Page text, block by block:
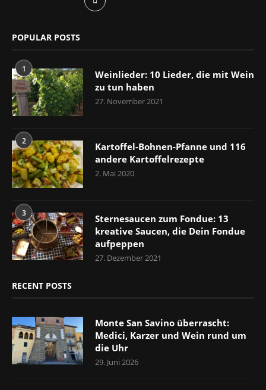
POPULAR POSTS
1
Weinlieder: 10 Lieder, die mit Wein
zu tun haben
27. November 2021
2
Kartoffel-Bohnen-Pfanne und 116
andere Kartoffelrezepte
2. Mai 2020
3
Sternesaucen zum Fondue: 13
kreative Saucen, die Dein Fondue
aufpeppen
27. Dezember 2021
RECENT POSTS
Monte San Savino überrascht:
Medici, Karzer und Wein rund um
die Uhr
29. Juni 2026